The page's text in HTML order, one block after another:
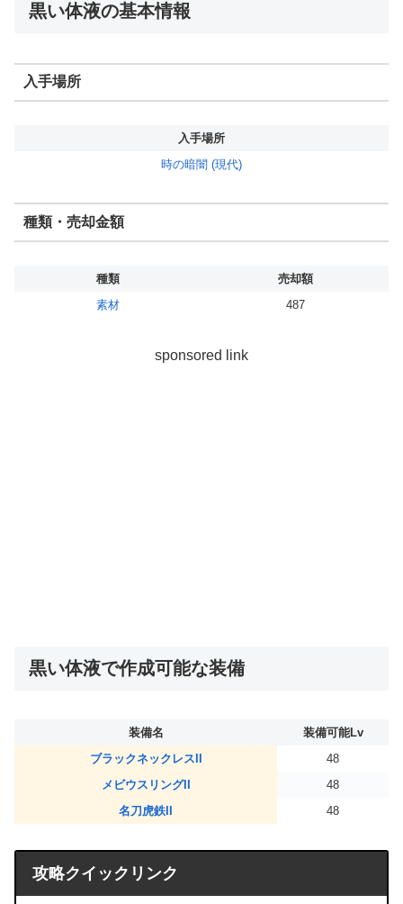
黒い体液の基本情報
入手場所
入手場所
時の暗闇 (現代)
種類・売却金額
種類
売却額
素材
487
sponsored link
黒い体液で作成可能な装備
装備名
装備可能Lv
ブラックネックレスII
48
メビウスリングII
48
名刀虎鉄II
48
攻略クイックリンク